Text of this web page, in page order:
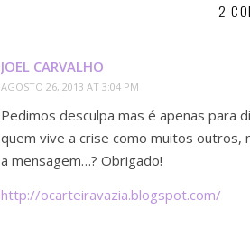
2
JOEL CARVALHO
AGOSTO 26, 2013 AT 3:04 PM
Pedimos desculpa mas é apenas para
quem vive a crise como muitos outros,
a mensagem…? Obrigado!
http://ocarteiravazia.blogspot.com/